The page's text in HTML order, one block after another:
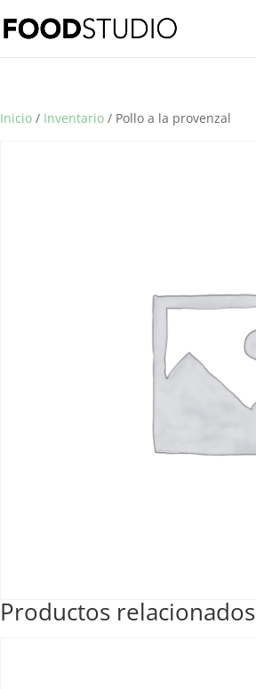
Inicio / Inventario / Pollo a la provenzal
Productos relacionados